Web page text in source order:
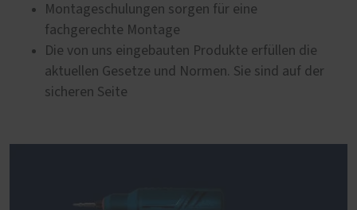
Montageschulungen sorgen für eine
fachgerechte Montage
Die von uns eingebauten Produkte erfüllen die
aktuellen Gesetze und Normen. Sie sind auf der
sicheren Seite